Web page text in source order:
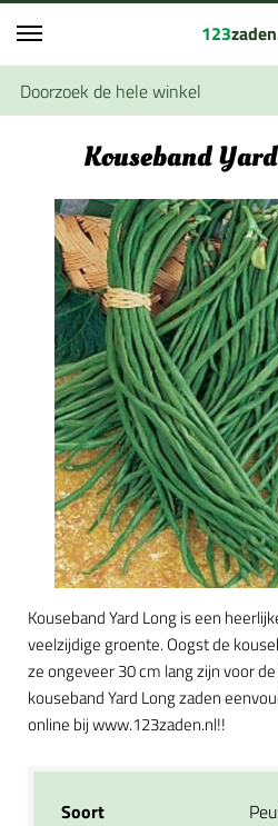
123
Kouseband
Kouseband Yard Long is een
veelzijdige groente. Oogst de
ze ongeveer 30 cm lang zijn voor
kouseband Yard Long zaden
online bij www.123zaden.nl!!
Soort